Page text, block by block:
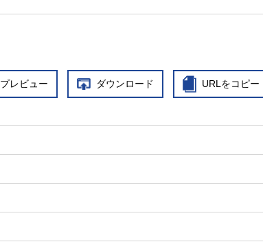
プレビュー ダウンロード URLをコピー